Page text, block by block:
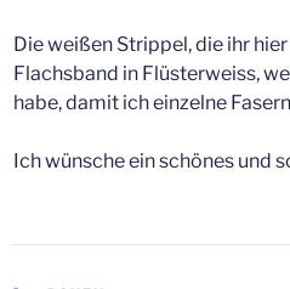
Die weißen Strippel, die ihr
Flachsband in Flüsterweiss,
habe, damit ich einzelne
Ich wünsche ein schönes und